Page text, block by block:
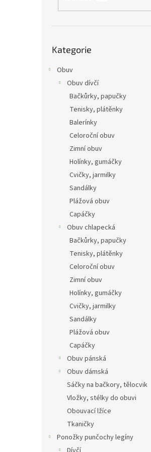
kategorie
Kategorie
Obuv
Obuv dívčí
Bačkůrky, papučky
Tenisky, plátěnky
Balerínky
Celoroční obuv
Zimní obuv
Holínky, gumáčky
Cvičky, jarmilky
Sandálky
Plážová obuv
Capáčky
Obuv chlapecká
Bačkůrky, papučky
Tenisky, plátěnky
Celoroční obuv
Zimní obuv
Holínky, gumáčky
Cvičky, jarmilky
Sandálky
Plážová obuv
Capáčky
Obuv pánská
Obuv dámská
Sáčky na bačkory, tělocvik
Vložky, stélky do obuvi
Obouvací lžíce
Tkaničky
Ponožky punčochy legíny